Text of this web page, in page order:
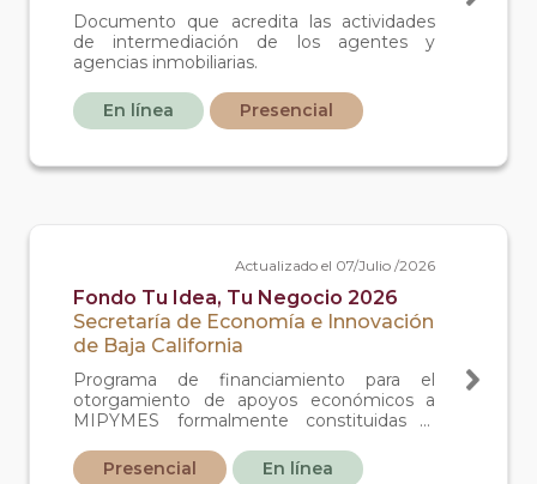
Documento que acredita las actividades
de intermediación de los agentes y
agencias inmobiliarias.
En línea Presencial
Actualizado el 07/Julio /2026
Fondo Tu Idea, Tu Negocio 2026
Secretaría de Economía e Innovación
de Baja California
Programa de financiamiento para el
otorgamiento de apoyos económicos a
MIPYMES formalmente constituidas e
a 6 meses y que demanden un
Presencial En línea